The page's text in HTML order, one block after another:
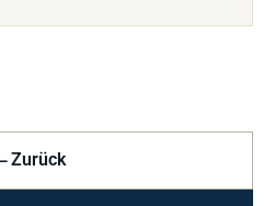
Zurück